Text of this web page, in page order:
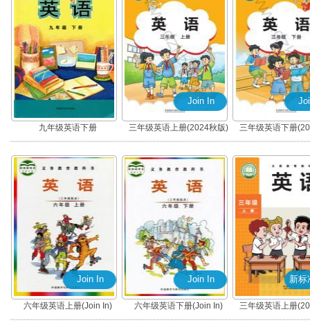
九年级英语下册
Join In
三年级英语上册(2024秋版)
(Join In)
三年级英语下册
(Join In)
Join In
六年级英语上册(Join In)
Join In
六年级英语下册(Join In)
新标
三年级英语上册
(新标准三